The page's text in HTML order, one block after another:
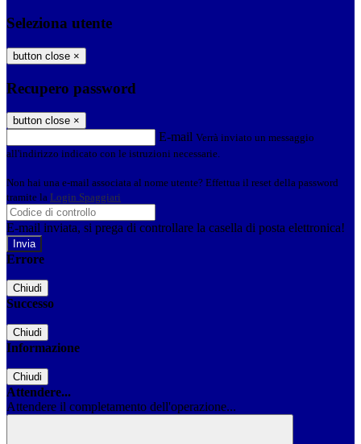
Seleziona utente
button close ×
Recupero password
button close ×
E-mail Verrà inviato un messaggio
all'indirizzo indicato con le istruzioni necessarie.
Non hai una e-mail associata al nome utente? Effettua il reset della password
tramite la Login Spaggiari
E-mail inviata, si prega di controllare la casella di posta elettronica!
Errore
Chiudi
Successo
Chiudi
Informazione
Chiudi
Attendere...
Attendere il completamento dell'operazione...